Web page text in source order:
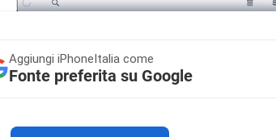
Aggiungi iPhoneItalia come
Fonte preferita su Google